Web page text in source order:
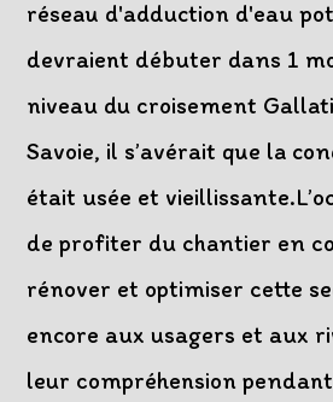
réseau d'adduction d'eau
devraient débuter dans 1
niveau du croisement
Savoie, il s’avérait que la
était usée et
de profiter du chantier en
rénover et optimiser cette
encore aux usagers et aux
leur compréhension